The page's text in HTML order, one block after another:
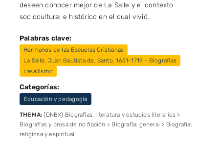
deseen conocer mejor de La Salle y el contexto
sociocultural e histórico en el cual vivió.
Palabras clave:
Hermanos de las Escuelas Cristianas
La Salle, Juan Bautista de, Santo, 1651-1719 - Biografías
Lasallismo
Categorías:
Educación y pedagogía
THEMA: (DNBX) Biografías, literatura y estudios literarios >
Biografías y prosa de no ficción > Biografía: general > Biografía:
religiosa y espiritual